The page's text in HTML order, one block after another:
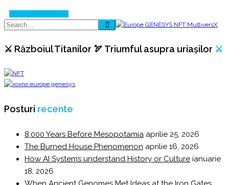
⚔️ Războiul Titanilor 🏹 Triumful asupra uriașilor ⚔️
Posturi recente
8,000 Years Before Mesopotamia aprilie 25, 2026
The Burned House Phenomenon aprilie 16, 2026
How AI Systems understand History or Culture ianuarie
18, 2026